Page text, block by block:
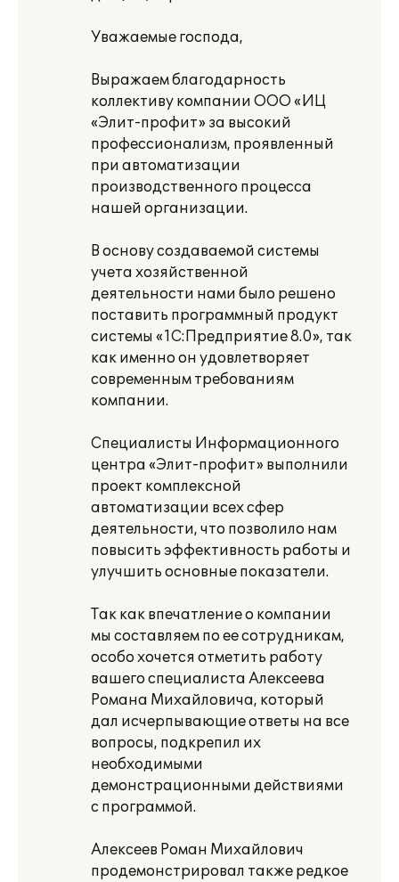
Уважаемые господа,
Выражаем благодарность
коллективу компании ООО «ИЦ
«Элит-профит» за высокий
профессионализм, проявленный
при автоматизации
производственного процесса
нашей организации.
В основу создаваемой системы
учета хозяйственной
деятельности нами было решено
поставить программный продукт
системы «1С:Предприятие 8.0», так
как именно он удовлетворяет
современным требованиям
компании.
Специалисты Информационного
центра «Элит-профит» выполнили
проект комплексной
автоматизации всех сфер
деятельности, что позволило нам
повысить эффективность работы и
улучшить основные показатели.
Так как впечатление о компании
мы составляем по ее сотрудникам,
особо хочется отметить работу
вашего специалиста Алексеева
Романа Михайловича, который
дал исчерпывающие ответы на все
вопросы, подкрепил их
необходимыми
демонстрационными действиями
с программой.
Алексеев Роман Михайлович
продемонстрировал также редкое